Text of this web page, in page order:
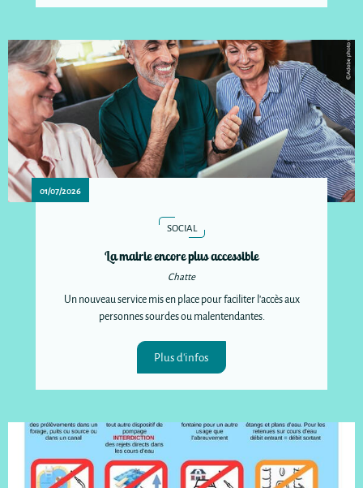
01/07/2026
SOCIAL
La mairie encore plus accessible
Chatte
Un nouveau service mis en place pour faciliter l'accès aux
personnes sourdes ou malentendantes.
Plus d'infos